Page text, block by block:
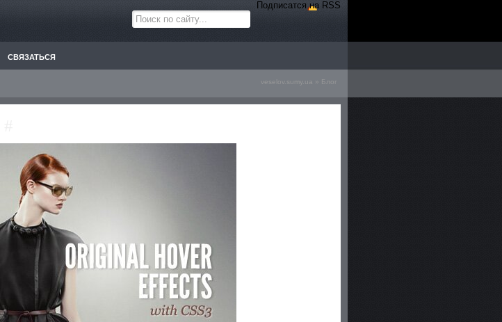
Подписатся на RSS
СВЯЗАТЬСЯ
veselov.sumy.ua » Блог